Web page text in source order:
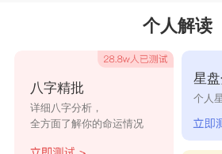
落叶
无言 演员
个人解读
八字精批
详细八字分析，
全方面了解你的命运情况
星
个人